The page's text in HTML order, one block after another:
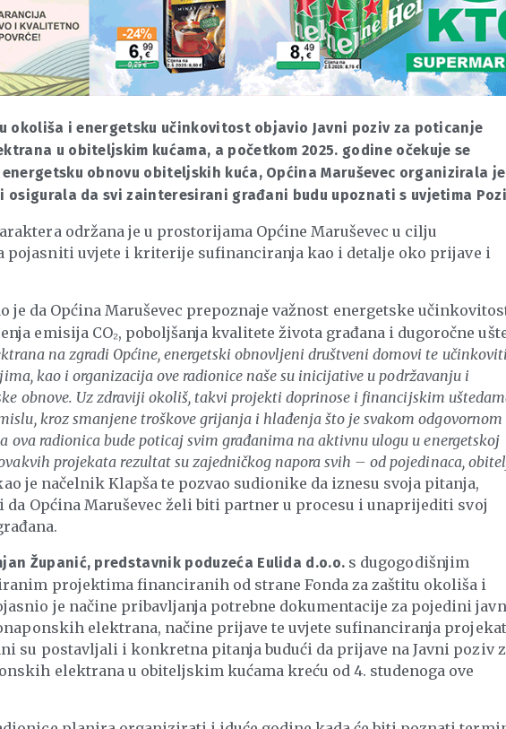
okoliša i energetsku učinkovitost objavio Javni poziv za poticanje
u obiteljskim kućama, a početkom 2025. godine očekuje se
obnovu obiteljskih kuća, Općina Maruševec organizirala je
osigurala da svi zainteresirani građani budu upoznati s uvjetima
održana je u prostorijama Općine Maruševec u cilju
pojasniti uvjete i kriterije sufinanciranja kao i detalje oko prijave i
je da Općina Maruševec prepoznaje važnost energetske
emisija CO₂, poboljšanja kvalitete života građana i dugoročne
na zgradi Općine, energetski obnovljeni društveni domovi te
kao i organizacija ove radionice naše su inicijative u podržavanju i
obnove. Uz zdraviji okoliš, takvi projekti doprinose i financijskim
kroz smanjene troškove grijanja i hlađenja što je svakom odgovornom
ova radionica bude poticaj svim građanima na aktivnu ulogu u energetskoj
projekata rezultat su zajedničkog napora svih – od pojedinaca,
je načelnik Klapša te pozvao sudionike da iznesu svoja pitanja,
Općina Maruševec želi biti partner u procesu i unaprijediti svoj
Županić, predstavnik poduzeća Eulida d.o.o. s dugogodišnjim
projektima financiranih od strane Fonda za zaštitu okoliša i
je načine pribavljanja potrebne dokumentacije za pojedini
elektrana, načine prijave te uvjete sufinanciranja
su postavljali i konkretna pitanja budući da prijave na Javni poziv
elektrana u obiteljskim kućama kreću od 4. studenoga ove